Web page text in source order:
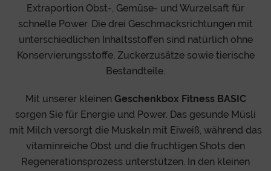
Extraportion Obst-, Gemüse- und Wurzelsaft für
schnelle Power. Die drei Geschmacksrichtungen mit
unterschiedlichen Inhaltsstoffen sind natürlich ohne
Konservierungsstoffe, Zuckerzusätze sowie tierische
Bestandteile.
Mit unserer kleinen Geschenkbox Fitness BASIC
sorgen Sie für Energie und Power. Das gesunde Müsli
mit Milch versorgt die Muskeln mit Eiweiß, während das
vitaminreiche Obst und die fruchtigen Shots den
Regenerationsprozess unterstützen. In den kleinen